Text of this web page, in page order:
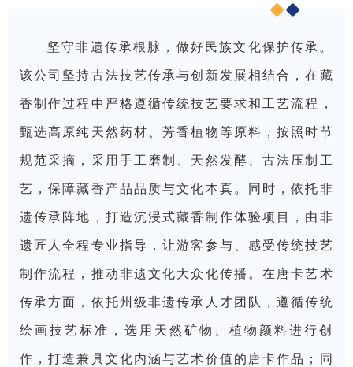
坚守非遗传承根脉，做好民族文化保护传承。
该公司坚持古法技艺传承与创新发展相结合，在藏
香制作过程中严格遵循传统技艺要求和工艺流程，
甄选高原纯天然药材、芳香植物等原料，按照时节
规范采摘，采用手工磨制、天然发酵、古法压制工
艺，保障藏香产品品质与文化本真。同时，依托非
遗传承阵地，打造沉浸式藏香制作体验项目，由非
遗匠人全程专业指导，让游客参与、感受传统技艺
制作流程，推动非遗文化大众化传播。在唐卡艺术
传承方面，依托州级非遗传承人才团队，遵循传统
绘画技艺标准，选用天然矿物、植物颜料进行创
作，打造兼具文化内涵与艺术价值的唐卡作品；同